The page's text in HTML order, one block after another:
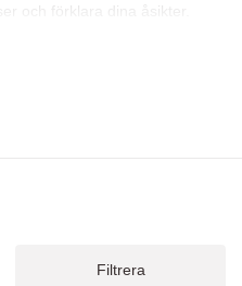
och förklara dina åsikter.
huvuddragen i komplexa
Filtrera